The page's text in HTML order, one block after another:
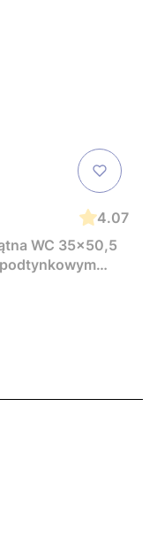
4.07
WC 35x50,5